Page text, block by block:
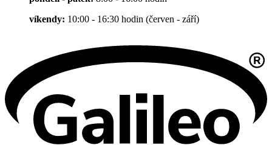
víkendy: 10:00 - 16:30 hodin (červen - září)